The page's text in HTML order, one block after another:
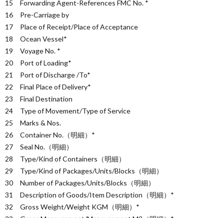
15 Forwarding Agent-References FMC No. *
16 Pre-Carriage by
17 Place of Receipt/Place of Acceptance
18 Ocean Vessel*
19 Voyage No. *
20 Port of Loading*
21 Port of Discharge /To*
22 Final Place of Delivery*
23 Final Destination
24 Type of Movement/Type of Service
25 Marks & Nos.
26 Container No.（明細）*
27 Seal No.（明細）
28 Type/Kind of Containers（明細）
29 Type/Kind of Packages/Units/Blocks（明細）
30 Number of Packages/Units/Blocks（明細）
31 Description of Goods/Item Description（明細）*
32 Gross Weight/Weight KGM（明細）*